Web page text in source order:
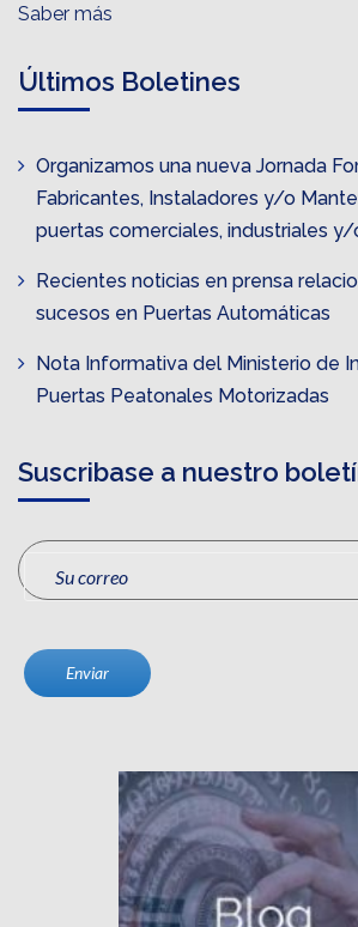
Saber más
Últimos Boletines
Organizamos una nueva Jornada
Fabricantes, Instaladores y/o
puertas comerciales, industriales
Recientes noticias en prensa
sucesos en Puertas Automáticas
Nota Informativa del Ministerio de
Puertas Peatonales Motorizadas
Suscribase a nuestro
Enviar